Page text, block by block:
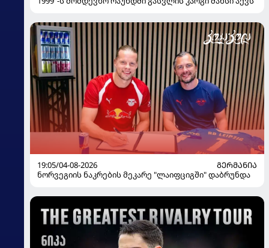
19:05/04-08-2026
ᲒᲔᲠᲛᲐᲜᲘᲐ
ნორვეგიის ნაკრების მეკარე "ლაიფციგში" დაბრუნდა